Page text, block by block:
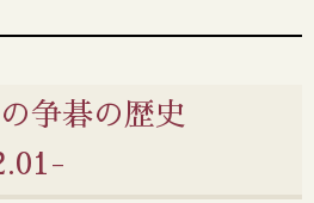
争碁の歴史